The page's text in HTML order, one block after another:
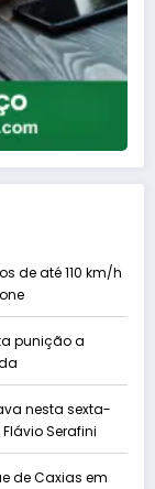
de até 110 km/h
punição a
nesta sexta-
Serafini
de Caxias em